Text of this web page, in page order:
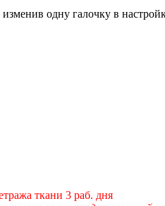
одну галочку в
ткани 3 раб. дня